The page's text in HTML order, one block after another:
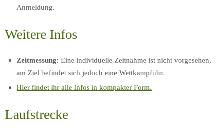
Anmeldung.
Weitere Infos
Zeitmessung: Eine individuelle Zeitnahme ist nicht vorgesehen,
am Ziel befindet sich jedoch eine Wettkampfuhr.
Hier findet ihr alle Infos in kompakter Form.
Laufstrecke